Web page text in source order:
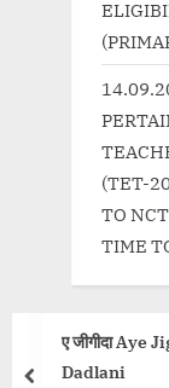
(TET-
TO
TIME
ए जीगीदा
Dadlani